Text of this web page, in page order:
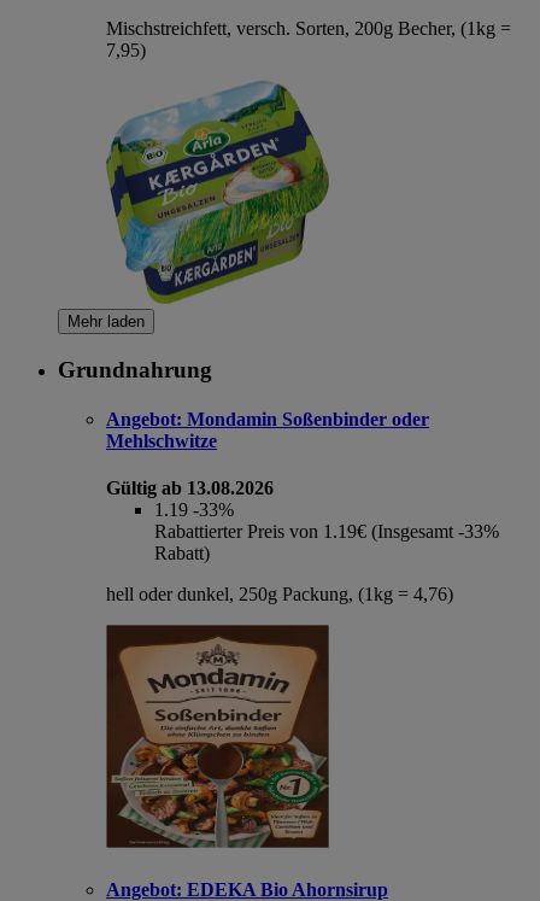
Mischstreichfett, versch. Sorten, 200g Becher, (1kg =
7,95)
Mehr laden
Grundnahrung
Angebot: Mondamin Soßenbinder oder
Mehlschwitze
Gültig ab 13.08.2026
1.19 -33%
Rabattierter Preis von 1.19€ (Insgesamt -33%
Rabatt)
hell oder dunkel, 250g Packung, (1kg = 4,76)
Angebot: EDEKA Bio Ahornsirup